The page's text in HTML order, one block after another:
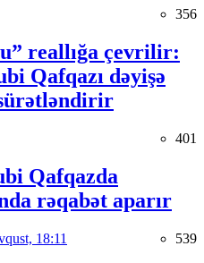
356
reallığa çevrilir:
Qafqazı dəyişə
401
Qafqazda
rəqabət aparır
18:11 539